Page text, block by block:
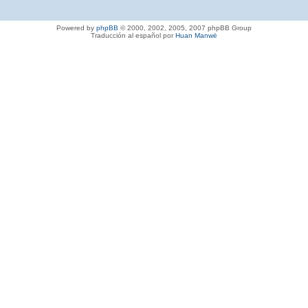
Powered by phpBB © 2000, 2002, 2005, 2007 phpBB Group
Traducción al español porHuan Manwë